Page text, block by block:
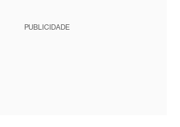
PUBLICIDADE